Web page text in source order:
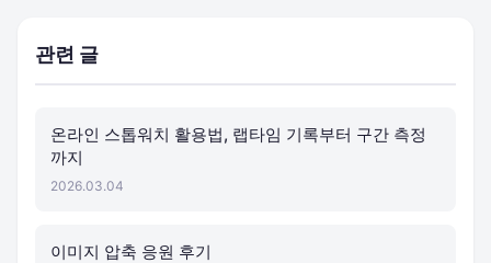
관련 글
온라인 스톱워치 활용법, 랩타임 기록부터 구간 측정
까지
2026.03.04
이미지 압축 응원 후기